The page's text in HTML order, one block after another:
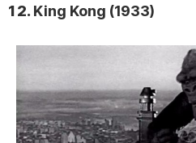
King Kong (1933)